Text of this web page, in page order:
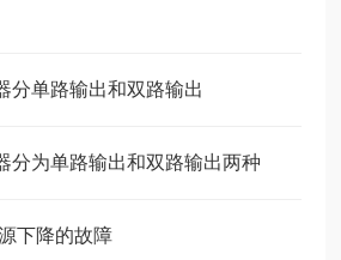
分单路输出和双路输出
分为单路输出和双路输出两种
下降的故障